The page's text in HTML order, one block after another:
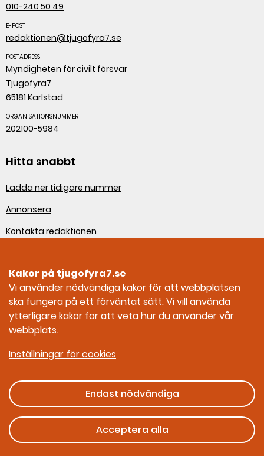
010-240 50 49
E-POST
redaktionen@tjugofyra7.se
POSTADRESS
Myndigheten för civilt försvar
Tjugofyra7
65181 Karlstad
ORGANISATIONSNUMMER
202100-5984
Hitta snabbt
Ladda ner tidigare nummer
Annonsera
Kontakta redaktionen
Sociala medier
Tjugofyra7 på Facebook
Tjugofyra7 på Instagram
Ges ut av Myndigheten för civilt försvar
Kakor på tjugofyra7.se
Vi använder nödvändiga kakor för att webbplatsen
ska fungera på ett förväntat sätt. Vi vill använda
ytterligare kakor för att veta hur du använder vår
webbplats.
Inställningar för cookies
Endast nödvändiga
Acceptera alla